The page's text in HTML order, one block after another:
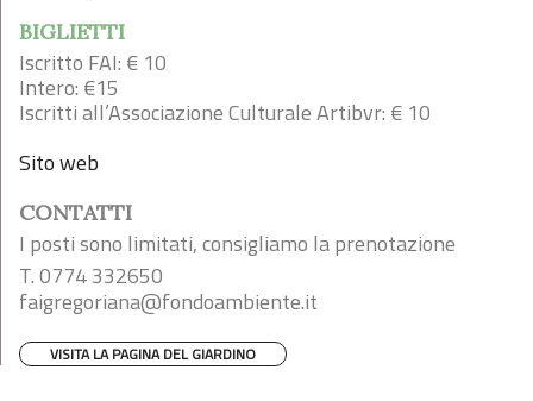
BIGLIETTI
Iscritto FAI: € 10
Intero: €15
Iscritti all’Associazione Culturale Artibvr: € 10
Sito web
CONTATTI
I posti sono limitati, consigliamo la prenotazione
T. 0774 332650
faigregoriana@fondoambiente.it
VISITA LA PAGINA DEL GIARDINO